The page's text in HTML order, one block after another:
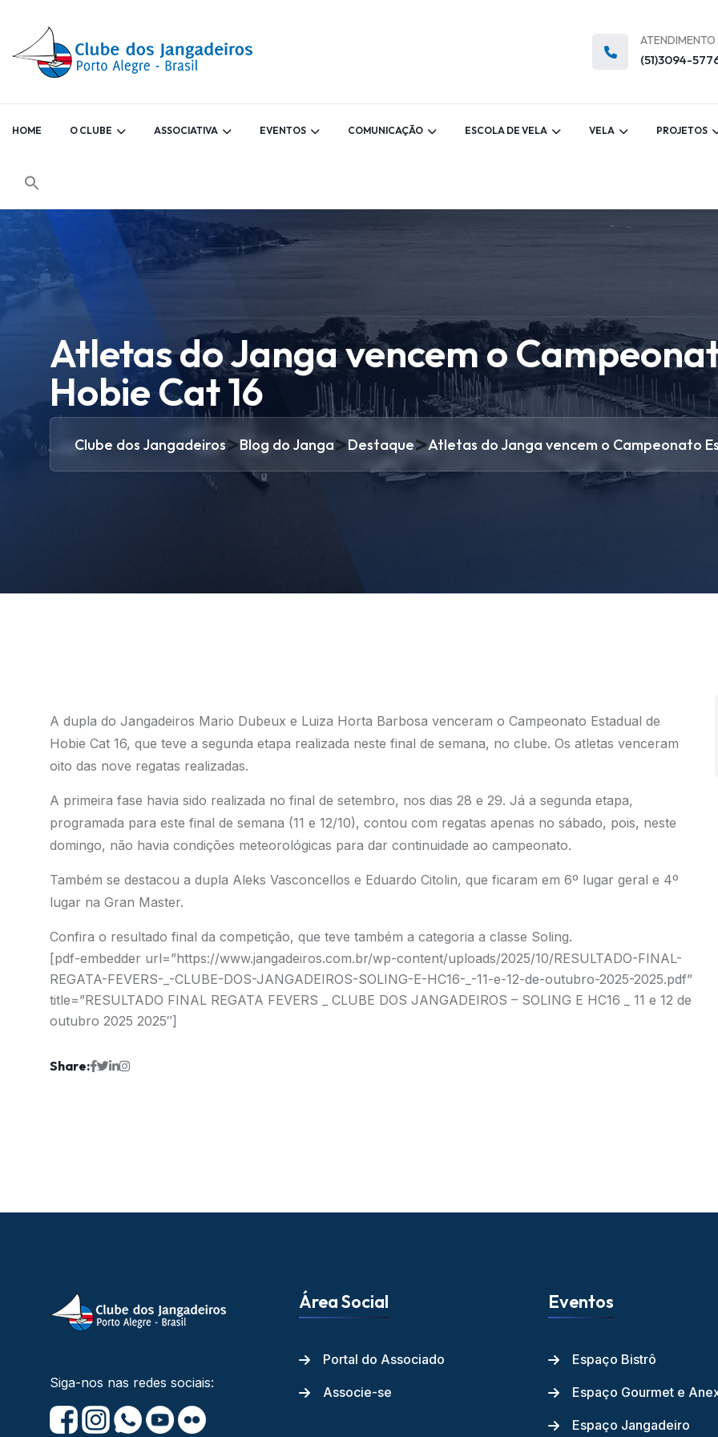
ATENDIMENTO
(51)3094-
HOME O CLUBE ASSOCIATIVA EVENTOS COMUNICAÇÃO ESCOLA DE VELA VELA PROJETOS
Atletas do Janga vencem o
Hobie Cat 16
Clube dos Jangadeiros>Blog do Janga>Destaque>Atletas do Janga vencem o Campeonato
A dupla do Jangadeiros Mario Dubeux e Luiza Horta Barbosa venceram o Campeonato Estadual de
Hobie Cat 16, que teve a segunda etapa realizada neste final de semana, no clube. Os atletas venceram
oito das nove regatas realizadas.
A primeira fase havia sido realizada no final de setembro, nos dias 28 e 29. Já a segunda etapa,
programada para este final de semana (11 e 12/10), contou com regatas apenas no sábado, pois, neste
domingo, não havia condições meteorológicas para dar continuidade ao campeonato.
Também se destacou a dupla Aleks Vasconcellos e Eduardo Citolin, que ficaram em 6º lugar geral e 4º
lugar na Gran Master.
Confira o resultado final da competição, que teve também a categoria a classe Soling.
[pdf-embedder url=”https://www.jangadeiros.com.br/wp-content/uploads/2025/10/RESULTADO-FINAL-
REGATA-FEVERS-_-CLUBE-DOS-JANGADEIROS-SOLING-E-HC16-_-11-e-12-de-outubro-2025-2025.pdf”
title=”RESULTADO FINAL REGATA FEVERS _ CLUBE DOS JANGADEIROS – SOLING E HC16 _ 11 e 12 de
outubro 2025 2025″]
Share:
Siga-nos nas redes sociais:
Área Social
Portal do Associado
Associe-se
Eventos
Espaço Bistrô
Espaço Gourmet e
Espaço Jangadeiro